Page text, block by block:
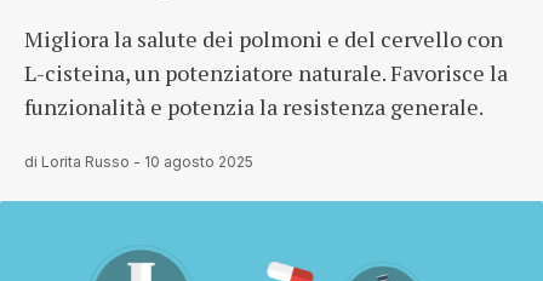
Migliora la salute dei polmoni e del cervello con
L-cisteina, un potenziatore naturale. Favorisce la
funzionalità e potenzia la resistenza generale.
di Lorita Russo - 10 agosto 2025